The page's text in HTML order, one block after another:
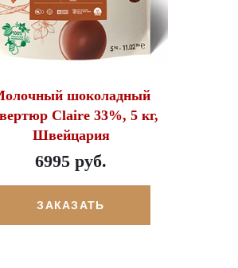
шоколадный
Claire 33%, 5 кг,
Швейцария
6995 руб.
ЗАКАЗАТЬ